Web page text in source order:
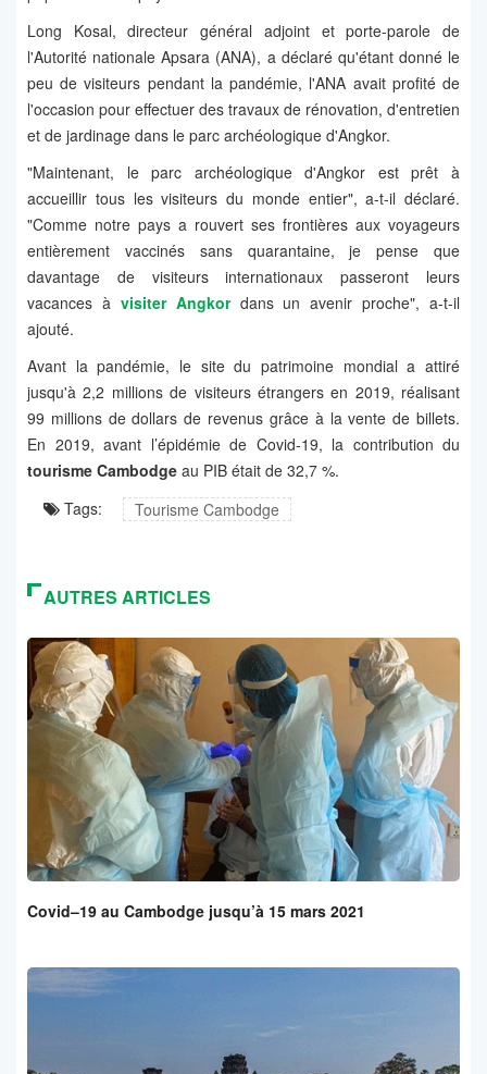
Long Kosal, directeur général adjoint et porte-parole de
l'Autorité nationale Apsara (ANA), a déclaré qu'étant donné le
peu de visiteurs pendant la pandémie, l'ANA avait profité de
l'occasion pour effectuer des travaux de rénovation, d'entretien
et de jardinage dans le parc archéologique d'Angkor.
"Maintenant, le parc archéologique d'Angkor est prêt à
accueillir tous les visiteurs du monde entier", a-t-il déclaré.
"Comme notre pays a rouvert ses frontières aux voyageurs
entièrement vaccinés sans quarantaine, je pense que
davantage de visiteurs internationaux passeront leurs
vacances à visiter Angkordans un avenir proche", a-t-il
ajouté.
Avant la pandémie, le site du patrimoine mondial a attiré
jusqu'à 2,2 millions de visiteurs étrangers en 2019, réalisant
99 millions de dollars de revenus grâce à la vente de billets.
En 2019, avant l’épidémie de Covid-19, la contribution du
tourisme Cambodge au PIB était de 32,7 %.
Tags:
Tourisme Cambodge
AUTRES ARTICLES
Covid–19 au Cambodge jusqu’à 15 mars 2021